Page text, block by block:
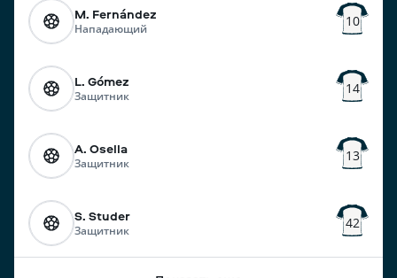
M. Fernández
Нападающий 10
L. Gómez
Защитник 14
A. Osella
Защитник 13
S. Studer
Защитник 42